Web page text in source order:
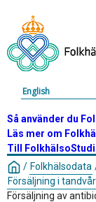
English
Så använder du
Läs mer om
Till
/ Folkhälsodata
Försäljning i
Försäljning av